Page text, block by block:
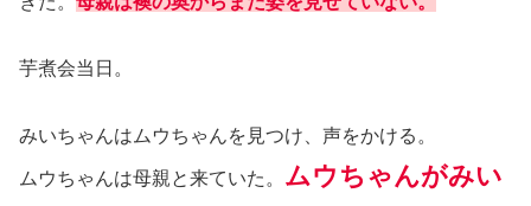
芋煮会当日。
みいちゃんはムウちゃんを見つけ、声をかける。
ムウちゃんは母親と来ていた。 ムウちゃんがみい